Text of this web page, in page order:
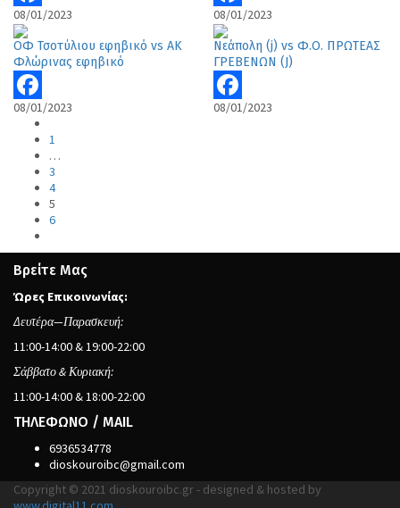
Facebook
08/01/2023 Facebook
08/01/2023
ΟΦ Τσοτύλιου εφηβικό vs ΑΚ
Φλώρινας εφηβικό
Facebook
08/01/2023
Νεάπολη (j) vs Φ.Ο. ΠΡΩΤΕΑΣ
ΓΡΕΒΕΝΩΝ (J)
Facebook
08/01/2023
1
…
3
4
5
6
Βρείτε Μας
Ώρες Επικοινωνίας:
Δευτέρα—Παρασκευή:
11:00-14:00 & 19:00-22:00
Σάββατο & Κυριακή:
11:00-14:00 & 18:00-22:00
ΤΗΛΕΦΩΝΟ / MAIL
6936534778
dioskouroibc@gmail.com
Copyright © 2021 dioskouroibc.gr - designed & hosted by